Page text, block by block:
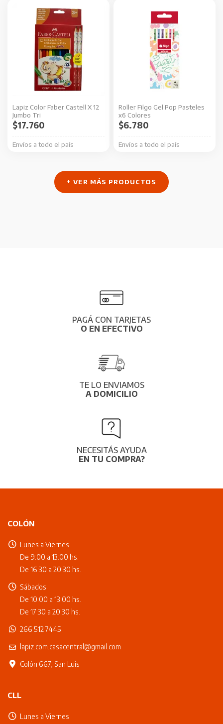
producto
Lapiz Color Faber Castell X 12
Jumbo Tri
Envíos a todo el país
$17.760
Roller Filgo Gel Pop Pasteles
x6 Colores
Envíos a todo el país
$6.780
+ VER MÁS PRODUCTOS
PAGÁ CON TARJETAS
O EN EFECTIVO
TE LO ENVIAMOS
A DOMICILIO
NECESITÁS AYUDA
EN TU COMPRA?
COLÓN
Lunes a Viernes
De 9:00 a 13:00 hs.
De 16:30 a 20:30 hs.
Sábados
De 10:00 a 13:00 hs.
De 17:30 a 20:30 hs.
266 512 7445
lapiz.com.casacentral@gmail.com
Colón 667, San Luis
CLL
Lunes a Viernes